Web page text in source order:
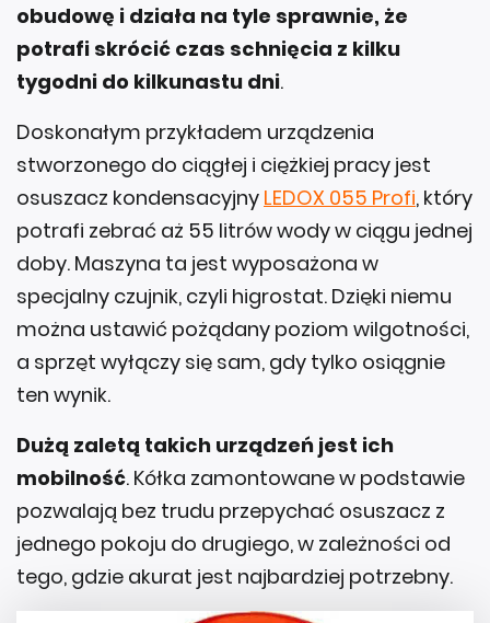
obudowę i działa na tyle sprawnie, że
potrafi skrócić czas schnięcia z kilku
tygodni do kilkunastu dni.
Doskonałym przykładem urządzenia
stworzonego do ciągłej i ciężkiej pracy jest
osuszacz kondensacyjny LEDOX 055 Profi, który
potrafi zebrać aż 55 litrów wody w ciągu jednej
doby. Maszyna ta jest wyposażona w
specjalny czujnik, czyli higrostat. Dzięki niemu
można ustawić pożądany poziom wilgotności,
a sprzęt wyłączy się sam, gdy tylko osiągnie
ten wynik.
Dużą zaletą takich urządzeń jest ich
mobilność. Kółka zamontowane w podstawie
pozwalają bez trudu przepychać osuszacz z
jednego pokoju do drugiego, w zależności od
tego, gdzie akurat jest najbardziej potrzebny.